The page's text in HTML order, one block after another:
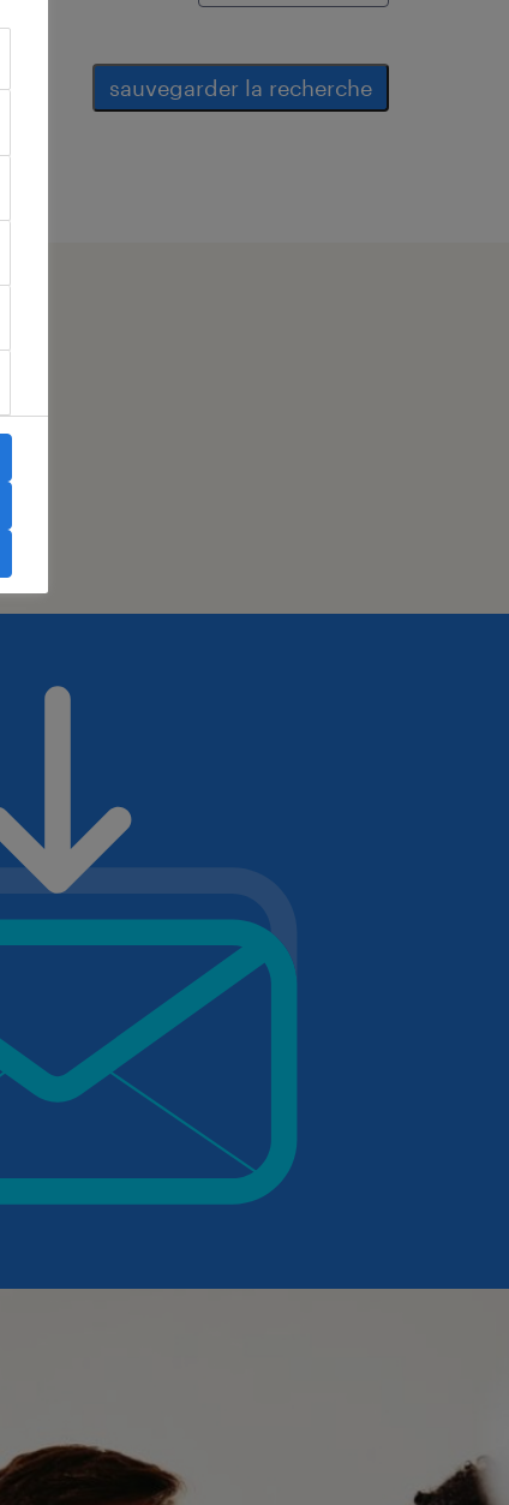
sauvegarder la recherche